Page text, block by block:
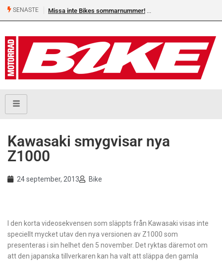
SENASTE Missa inte Bikes sommarnummer!
Kawasaki smygvisar nya
Z1000
24 september, 2013 Bike
I den korta videosekvensen som släppts från Kawasaki visas inte
speciellt mycket utav den nya versionen av Z1000 som
presenteras i sin helhet den 5 november. Det ryktas däremot om
att den japanska tillverkaren kan ha valt att släppa den gamla